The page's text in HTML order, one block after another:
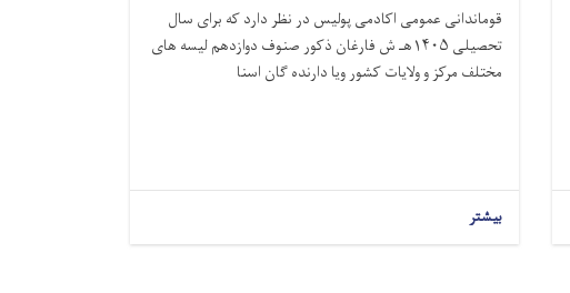
قوماندانی عمومی اکادمی پولیس در نظر دارد که برای سال
تحصیلی ۱۴۰۵هـ ش فارغان ذکور صنوف دوازدهم لیسه های
مختلف مرکز و ولایات کشور ویا دارنده گان اسنا
بیشتر